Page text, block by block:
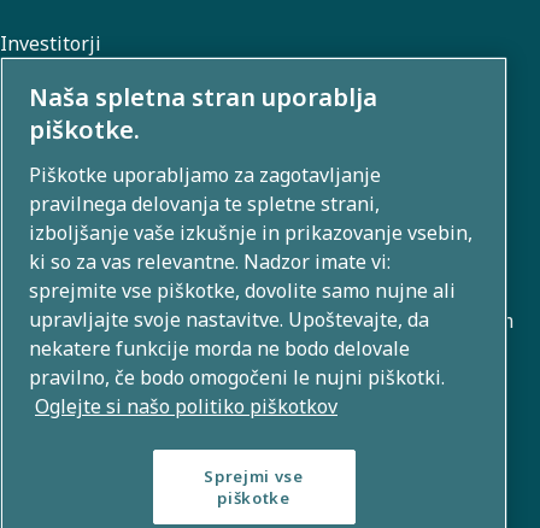
Investitorji
O nas
Skupina Atlas Copco Group razvija inovativne rešitve na
poslovnih področjih, ki vključujejo kompresijo zraka,
vakuum, industrijske in energetske tehnike. Z globalnim
portfeljem več kot 80 blagovnih znamk omogočamo
tehnologijo, ki oblikuje prihodnost.
Naša spletna stran uporablja
piškotke.
Piškotke uporabljamo za zagotavljanje
pravilnega delovanja te spletne strani,
izboljšanje vaše izkušnje in prikazovanje vsebin,
ki so za vas relevantne. Nadzor imate vi:
sprejmite vse piškotke, dovolite samo nujne ali
upravljajte svoje nastavitve. Upoštevajte, da
nekatere funkcije morda ne bodo delovale
pravilno, če bodo omogočeni le nujni piškotki.
Oglejte si našo politiko piškotkov
Sprejmi vse
piškotke